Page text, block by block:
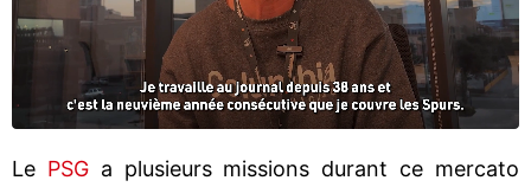
Le PSG a plusieurs missions durant ce mercato